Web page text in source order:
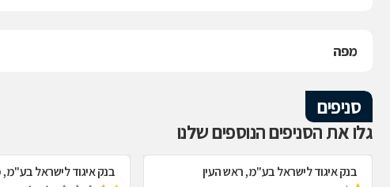
מפה
סניפים
גלו את הסניפים הנוספים שלנו
בנק איגוד לישראל בע"מ, ראש העין
בנק איגוד לישראל